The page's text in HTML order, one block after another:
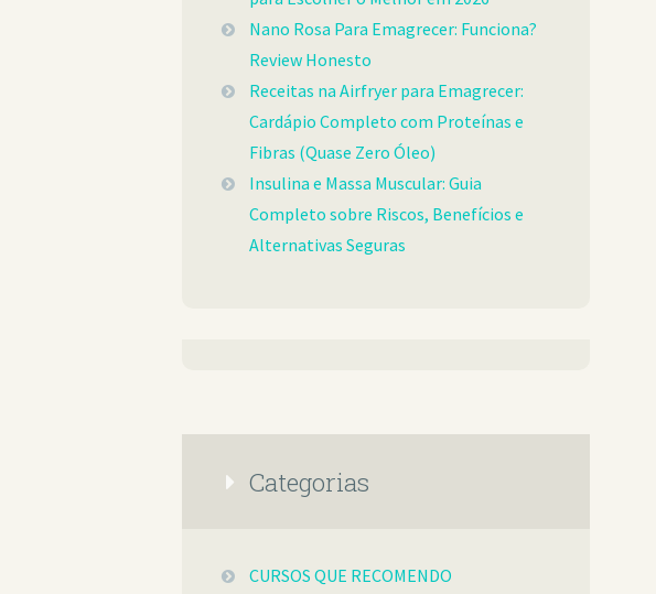
Nano Rosa Para Emagrecer: Funciona?
Review Honesto
Receitas na Airfryer para Emagrecer:
Cardápio Completo com Proteínas e
Fibras (Quase Zero Óleo)
Insulina e Massa Muscular: Guia
Completo sobre Riscos, Benefícios e
Alternativas Seguras
Categorias
CURSOS QUE RECOMENDO